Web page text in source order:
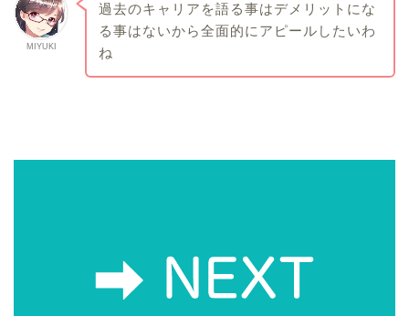
MIYUKI
過去のキャリアを語る事はデメリットにな
る事はないから全面的にアピールしたいわ
ね